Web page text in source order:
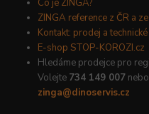
Co je ZINGA?
ZINGA reference z ČR a
Kontakt: prodej a
E-shop STOP-KOROZI.cz
Hledáme prodejce pro
Volejte 734 149 007
zinga@dinoservis.cz